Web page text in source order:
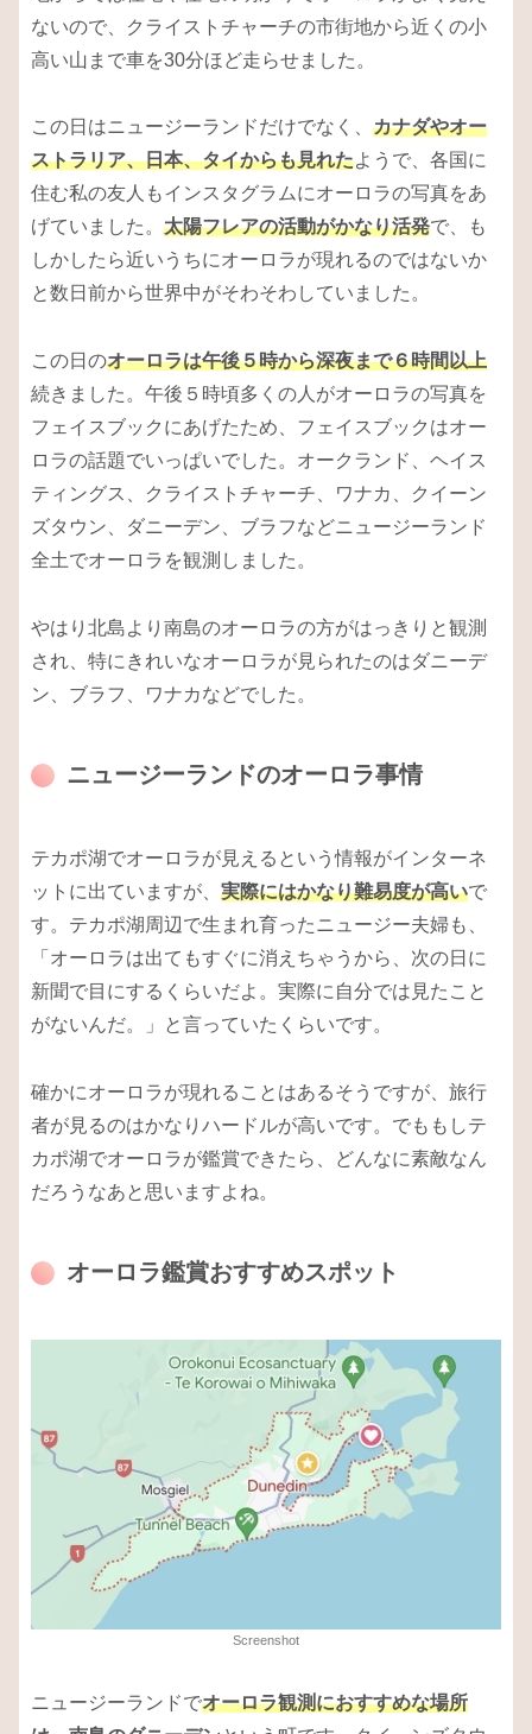
ないので、クライストチャーチの市街地から近くの小
高い山まで車を30分ほど走らせました。
この日はニュージーランドだけでなく、 カナダやオー
ストラリア、日本、タイからも見れたようで、各国に
住む私の友人もインスタグラムにオーロラの写真をあ
げていました。 太陽フレアの活動がかなり活発で、も
しかしたら近いうちにオーロラが現れるのではないか
と数日前から世界中がそわそわしていました。
この日のオーロラは午後５時から深夜まで６時間以上
続きました。午後５時頃多くの人がオーロラの写真を
フェイスブックにあげたため、フェイスブックはオー
ロラの話題でいっぱいでした。オークランド、ヘイス
ティングス、クライストチャーチ、ワナカ、クイーン
ズタウン、ダニーデン、ブラフなどニュージーランド
全土でオーロラを観測しました。
やはり北島より南島のオーロラの方がはっきりと観測
され、特にきれいなオーロラが見られたのはダニーデ
ン、ブラフ、ワナカなどでした。
ニュージーランドのオーロラ事情
テカポ湖でオーロラが見えるという情報がインターネ
ットに出ていますが、 実際にはかなり難易度が高いで
す。テカポ湖周辺で生まれ育ったニュージー夫婦も、
「オーロラは出てもすぐに消えちゃうから、次の日に
新聞で目にするくらいだよ。実際に自分では見たこと
がないんだ。」と言っていたくらいです。
確かにオーロラが現れることはあるそうですが、旅行
者が見るのはかなりハードルが高いです。でももしテ
カポ湖でオーロラが鑑賞できたら、どんなに素敵なん
だろうなあと思いますよね。
オーロラ鑑賞おすすめスポット
Screenshot
ニュージーランドでオーロラ観測におすすめな場所